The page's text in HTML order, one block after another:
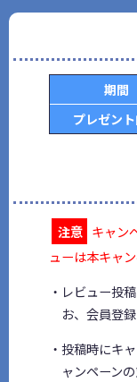
期間
プレゼン
注意 キャン
ューは本キャ
・レビュー投
お、会員登
・投稿時にキ
ャンペーン